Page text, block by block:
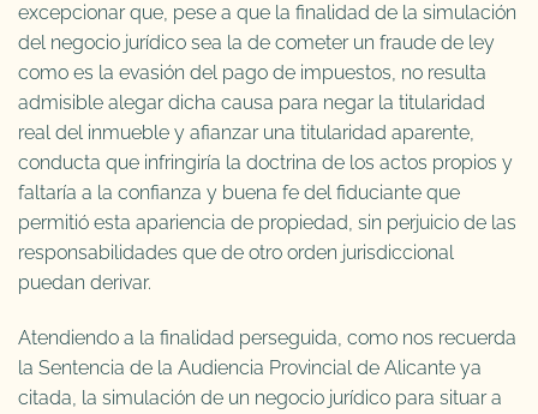
excepcionar que, pese a que la finalidad de la simulación
del negocio jurídico sea la de cometer un fraude de ley
como es la evasión del pago de impuestos, no resulta
admisible alegar dicha causa para negar la titularidad
real del inmueble y afianzar una titularidad aparente,
conducta que infringiría la doctrina de los actos propios y
faltaría a la confianza y buena fe del fiduciante que
permitió esta apariencia de propiedad, sin perjuicio de las
responsabilidades que de otro orden jurisdiccional
puedan derivar.
Atendiendo a la finalidad perseguida, como nos recuerda
la Sentencia de la Audiencia Provincial de Alicante ya
citada, la simulación de un negocio jurídico para situar a